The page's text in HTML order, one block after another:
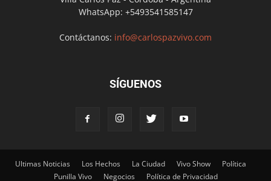
WhatsApp: +5493541585147
Contáctanos: info@carlospazvivo.com
SÍGUENOS
Ultimas Noticias Los Hechos La Ciudad Vivo Show
Política
Punilla Vivo
Negocios Política de Privacidad